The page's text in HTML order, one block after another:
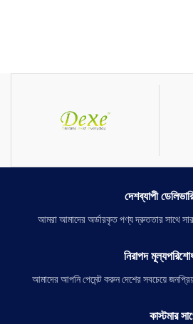
দেশব্যাপী ডেলিভারি
আমরা আমাদের অর্ডারকৃত পণ্য দ্রুততার সাথে
নিরাপদ
আমাদের আপনি পেমেন্ট করুন দেশের সবচেয়ে
কাস্টমার